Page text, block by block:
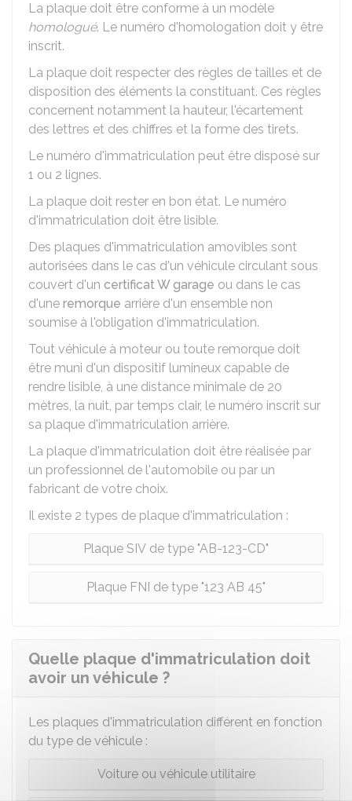
La plaque doit être conforme à un modèle
homologué. Le numéro d'homologation doit y être
inscrit.
La plaque doit respecter des règles de tailles et de
disposition des éléments la constituant. Ces règles
concernent notamment la hauteur, l'écartement
des lettres et des chiffres et la forme des tirets.
Le numéro d'immatriculation peut être disposé sur
1 ou 2 lignes.
La plaque doit rester en bon état. Le numéro
d'immatriculation doit être lisible.
Des plaques d'immatriculation amovibles sont
autorisées dans le cas d'un véhicule circulant sous
couvert d'un certificat W garage ou dans le cas
d'une remorque arrière d'un ensemble non
soumise à l'obligation d'immatriculation.
Tout véhicule à moteur ou toute remorque doit
être muni d'un dispositif lumineux capable de
rendre lisible, à une distance minimale de 20
mètres, la nuit, par temps clair, le numéro inscrit sur
sa plaque d'immatriculation arrière.
La plaque d'immatriculation doit être réalisée par
un professionnel de l'automobile ou par un
fabricant de votre choix.
Il existe 2 types de plaque d'immatriculation :
Plaque SIV de type "AB-123-CD"
Plaque FNI de type "123 AB 45"
Quelle plaque d'immatriculation doit
avoir un véhicule ?
Les plaques d'immatriculation différent en fonction
du type de véhicule :
Voiture ou véhicule utilitaire